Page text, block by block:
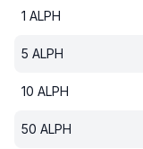
1 ALPH
5 ALPH
10 ALPH
50 ALPH